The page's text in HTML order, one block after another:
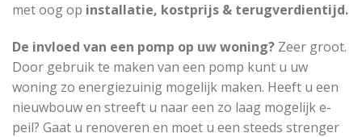
met oog op installatie, kostprijs & terugverdientijd.
De invloed van een pomp op uw woning? Zeer groot.
Door gebruik te maken van een pomp kunt u uw
woning zo energiezuinig mogelijk maken. Heeft u een
nieuwbouw en streeft u naar een zo laag mogelijk e-
peil? Gaat u renoveren en moet u een steeds strenger